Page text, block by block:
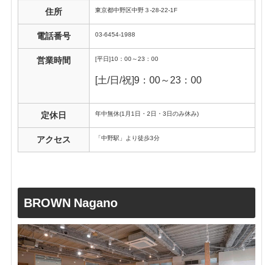
住所 東京都中野区中野３-28-22-1F
電話番号 03-6454-1988
営業時間 [平日]10：00～23：00
[土/日/祝]9：00～23：00
定休日 年中無休(1月1日・2日・3日のみ休み)
アクセス 「中野駅」より徒歩3分
BROWN Nagano